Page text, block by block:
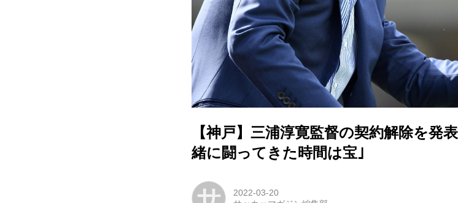
【神戸】三浦淳寛監督の契約解除を発
緒に闘ってきた時間は宝｣
2022-03-20